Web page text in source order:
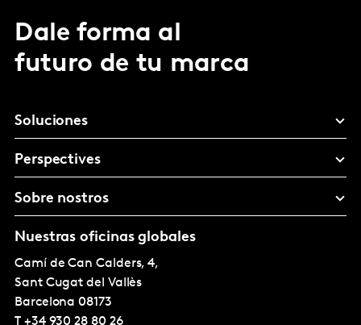
Dale forma al
futuro de tu marca
Soluciones
Perspectives
Sobre nostros
Nuestras oficinas globales
Camí de Can Calders, 4,
Sant Cugat del Vallès
Barcelona 08173
T +34 930 28 80 26